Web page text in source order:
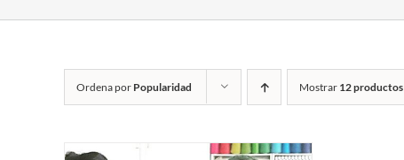
Ordena por Popularidad Mostrar 12 productos